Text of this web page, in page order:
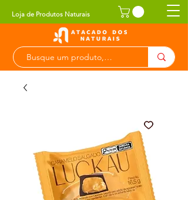
Loja de Produtos Naturais